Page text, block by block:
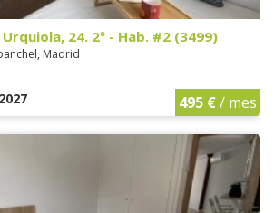
24. 2º - Hab. #2 (3499)
Madrid
495 €/ mes